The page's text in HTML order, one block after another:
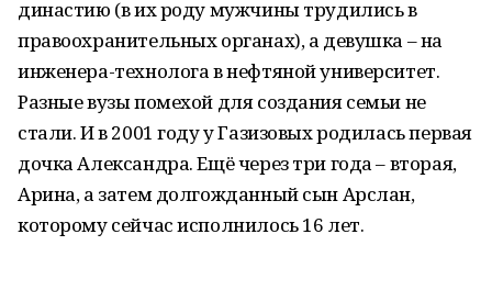
династию (в их роду мужчины трудились в
правоохранительных органах), а девушка – на
инженера-технолога в нефтяной университет.
Разные вузы помехой для создания семьи не
стали. И в 2001 году у Газизовых родилась первая
дочка Александра. Ещё через три года – вторая,
Арина, а затем долгожданный сын Арслан,
которому сейчас исполнилось 16 лет.